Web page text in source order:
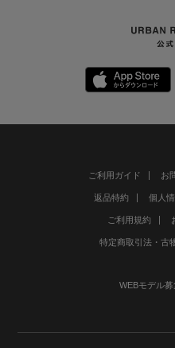
ご利用ガイド お
返品特約 個人
ご利用規約
特定商取引法・古
WEBモデル募